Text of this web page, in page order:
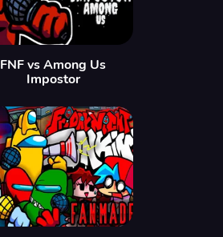
FNF vs Among Us
Impostor